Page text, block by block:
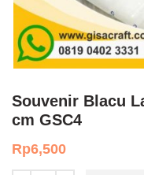
Souvenir Blacu
cm GSC4
Rp6,500